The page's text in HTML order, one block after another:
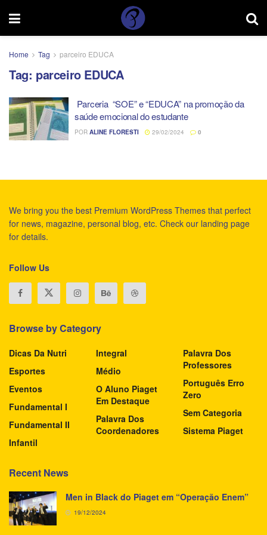
Home Tag parceiro EDUCA
Tag: parceiro EDUCA
Parceria “SOE” e “EDUCA” na promoção da
saúde emocional do estudante
POR ALINE FLORESTI 29/02/2024 0
We bring you the best Premium WordPress Themes that perfect
for news, magazine, personal blog, etc. Check our landing page
for details.
Follow Us
Browse by Category
Dicas Da Nutri
Esportes
Eventos
Fundamental I
Fundamental II
Infantil
Integral
Médio
O Aluno Piaget
Em Destaque
Palavra Dos
Coordenadores
Palavra Dos
Professores
Português Erro
Zero
Sem Categoria
Sistema Piaget
Recent News
Men in Black do Piaget em “Operação Enem”
19/12/2024